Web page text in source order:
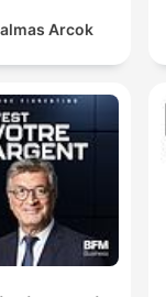
Arcok